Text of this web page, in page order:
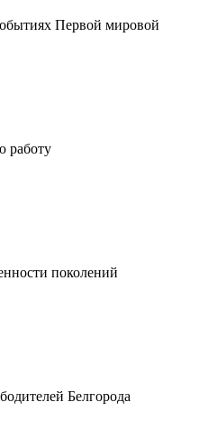
Первой мировой
работу
поколений
Белгорода